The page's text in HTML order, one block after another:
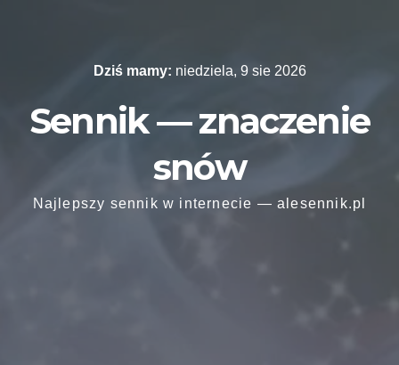
Dziś mamy: niedziela, 9 sie 2026
Sennik — znaczenie
snów
Najlepszy sennik w internecie — alesennik.pl